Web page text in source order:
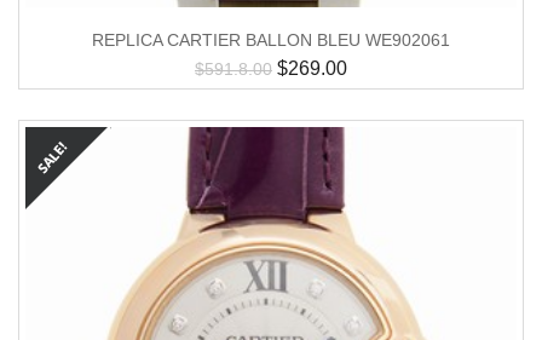
REPLICA CARTIER BALLON BLEU WE902061
$591.8.00 $269.00